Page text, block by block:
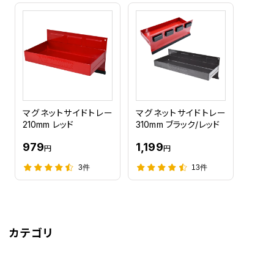
マグネットサイドトレー
210mm レッド
979円
3件
マグネットサイドトレー
310mm ブラック/レッド
1,199円
13件
カテゴリ